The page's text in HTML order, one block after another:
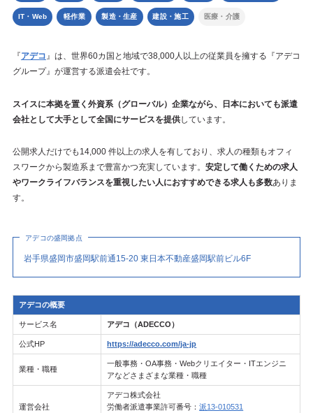
IT・Web 軽作業 製造・生産 建設・施工 医療・介護
『アデコ』は、世界60カ国と地域で38,000人以上の従業員を擁する『アデコ
グループ』が運営する派遣会社です。
スイスに本拠を置く外資系（グローバル）企業ながら、日本においても派遣
会社として大手として全国にサービスを提供しています。
公開求人だけでも14,000 件以上の求人を有しており、求人の種類もオフィ
スワークから製造系まで豊富かつ充実しています。 安定して働くための求人
やワークライフバランスを重視したい人におすすめできる求人も多数ありま
す。
アデコの盛岡拠点
岩手県盛岡市盛岡駅前通15-20 東日本不動産盛岡駅前ビル6F
アデコの概要
サービス名 アデコ（ADECCO）
公式HP https://adecco.com/ja-jp
業種・職種
一般事務・OA事務・Webクリエイター・ITエンジニ
アなどさまざまな業種・職種
運営会社
アデコ株式会社
労働者派遣事業許可番号：派13-010531